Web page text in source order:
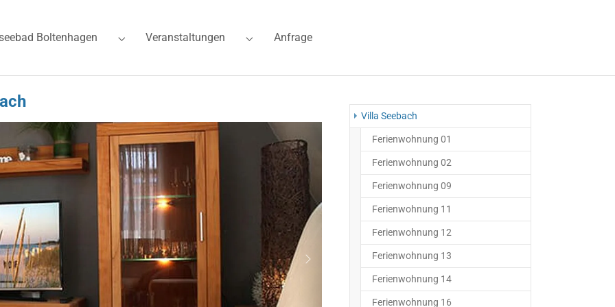
"Ferienwohnungen"
Boltenhagen
Submenu for "Ostseebad Boltenhagen"
Veranstaltungen
Submenu for "Veranstaltungen"
Anfrage
Weiter
Villa Seebach
Ferienwohnung 01
Ferienwohnung 02
Ferienwohnung 09
Ferienwohnung 11
Ferienwohnung 12
Ferienwohnung 13
Ferienwohnung 14
Ferienwohnung 16